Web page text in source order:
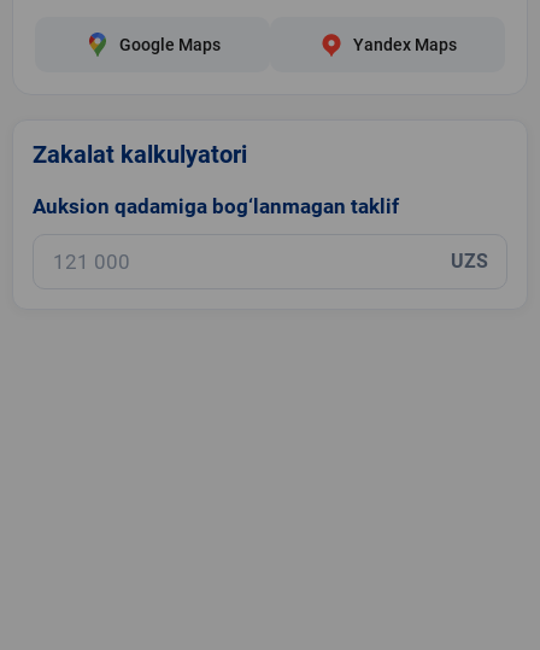
Google Maps Yandex Maps
Zakalat kalkulyatori
Auksion qadamiga bog‘lanmagan taklif
UZS